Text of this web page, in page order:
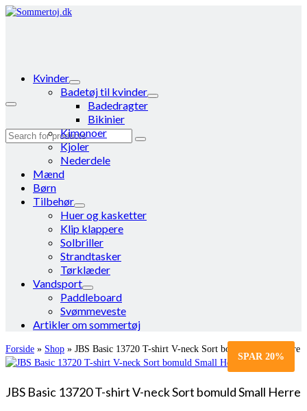
Search
Kvinder
Badetøj til kvinder
Badedragter
Bikinier
Kimonoer
Kjoler
Nederdele
Mænd
Børn
Tilbehør
Huer og kasketter
Klip klappere
Solbriller
Strandtasker
Tørklæder
Vandsport
Paddleboard
Svømmeveste
Artikler om sommertøj
Forside » Shop » JBS Basic 13720 T-shirt V-neck Sort bomuld Small Herre
SPAR 20%
JBS Basic 13720 T-shirt V-neck Sort bomuld Small Herre